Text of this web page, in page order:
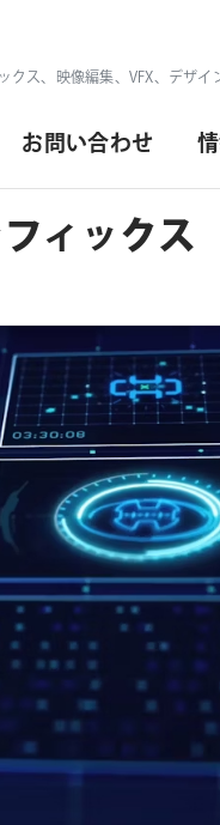
クス、映像編集、VFX、デザ
お問い合わせ
ィックス